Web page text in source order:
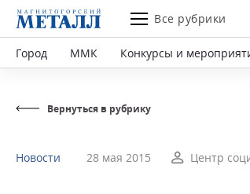
Все рубрики
Город ММК Конкурсы и
Вернуться в рубрику
Новости 28 мая 2015 Центр